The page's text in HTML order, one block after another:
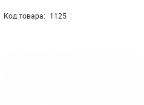
Код товара: 1125